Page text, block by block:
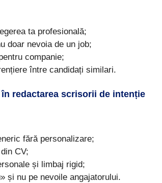
ta profesională;
doar nevoia de un job;
companie;
între candidați similari.
redactarea scrisorii de intenție
fără personalizare;
CV;
și limbaj rigid;
și nu pe nevoile angajatorului.